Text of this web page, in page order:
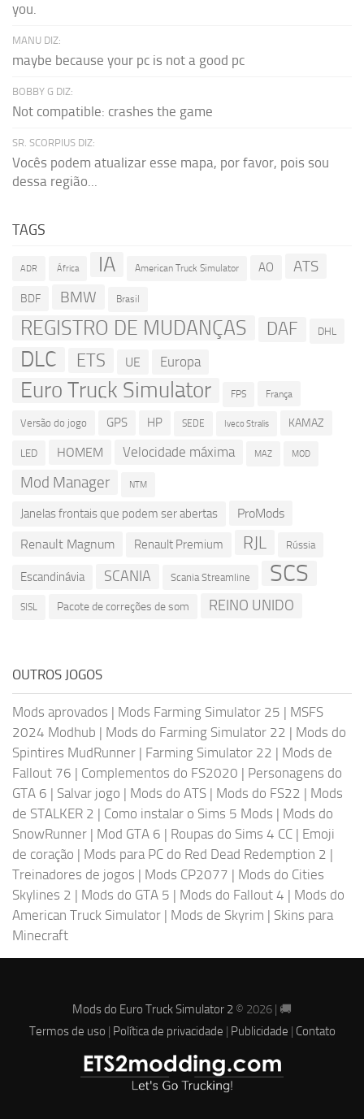
you.
MANU DIZ:
maybe because your pc is not a good pc
BOBBY G DIZ:
Not compatible: crashes the game
SR. SCORPIUS DIZ:
Vocês podem atualizar esse mapa, por favor, pois sou
dessa região...
TAGS
ADR África IA American Truck Simulator AO ATS
BDF BMW Brasil
REGISTRO DE MUDANÇAS DAF DHL
DLC ETS UE Europa
Euro Truck Simulator FPS França
Versão do jogo GPS HP SEDE Iveco Stralis KAMAZ
LED HOMEM Velocidade máxima MAZ MOD
Mod Manager NTM
Janelas frontais que podem ser abertas
ProMods
Renault Magnum
Renault Premium RJL Rússia
Escandinávia SCANIA Scania Streamline SCS
SISL Pacote de correções de som REINO UNIDO
OUTROS JOGOS
Mods aprovados | Mods Farming Simulator 25 | MSFS
2024 Modhub | Mods do Farming Simulator 22 | Mods do
Spintires MudRunner | Farming Simulator 22 | Mods de
Fallout 76 | Complementos do FS2020 | Personagens do
GTA 6 | Salvar jogo | Mods do ATS | Mods do FS22 | Mods
de STALKER 2 | Como instalar o Sims 5 Mods | Mods do
SnowRunner | Mod GTA 6 | Roupas do Sims 4 CC | Emoji
de coração | Mods para PC do Red Dead Redemption 2 |
Treinadores de jogos | Mods CP2077 | Mods do Cities
Skylines 2 | Mods do GTA 5 | Mods do Fallout 4 | Mods do
American Truck Simulator | Mods de Skyrim | Skins para
Minecraft
Mods do Euro Truck Simulator 2 © 2026 | 🚚
Termos de uso
Política de privacidade Publicidade Contato